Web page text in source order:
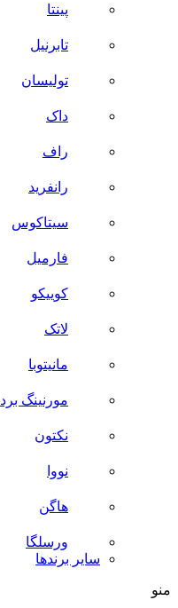
پینتا
تابرنیل
تولیسان
داک
راف
رانفرید
سیتاکوس
فارمیل
کوییکو
لاتک
مانیتوبا
مورنینگ برد
نکتون
نووا
هاگن
ورسلگا
سایر برند‌ها
منو